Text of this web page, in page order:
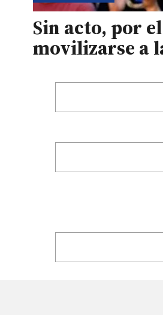
Sin acto, por
movilizarse a